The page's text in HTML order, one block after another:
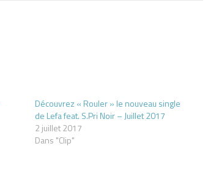
Découvrez « Rouler » le nouveau single
de Lefa feat. S.Pri Noir – Juillet 2017
2 juillet 2017
Dans "Clip"